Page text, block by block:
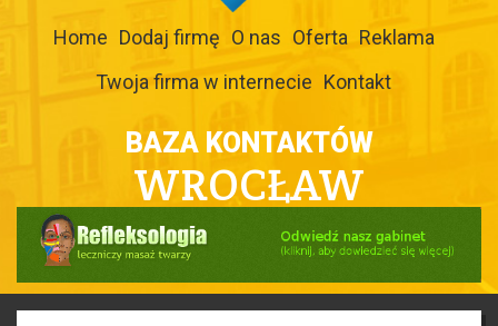
Home Dodaj firmę O nas Oferta Reklama
Twoja firma w internecie Kontakt
BAZA KONTAKTÓW
WROCŁAW